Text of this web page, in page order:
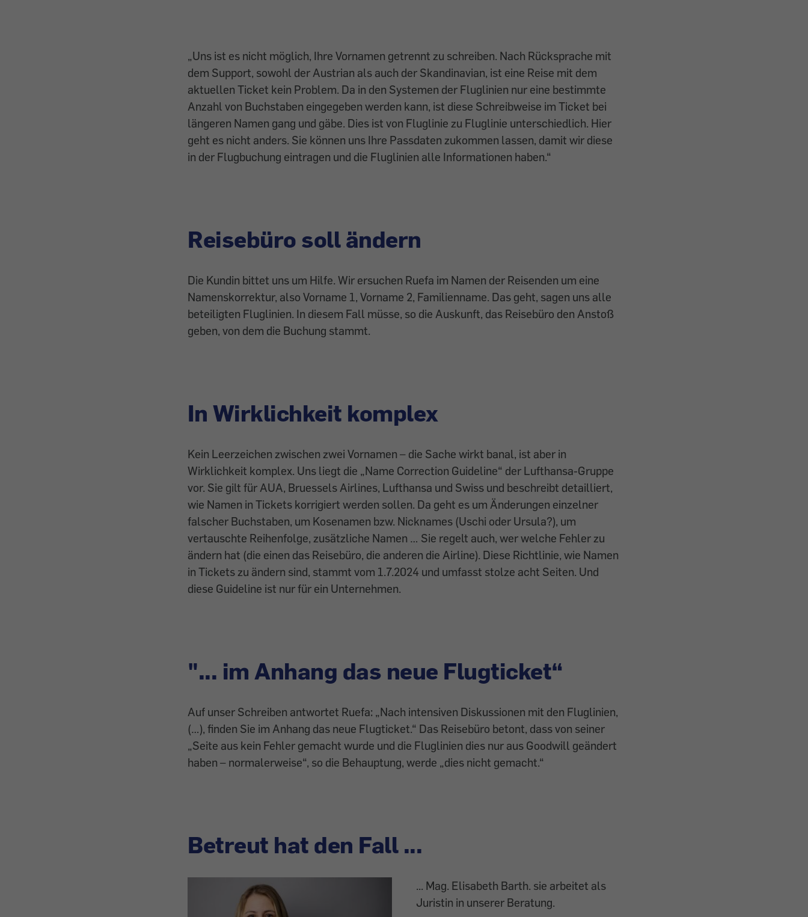
„Uns ist es nicht möglich, Ihre Vornamen getrennt zu schreiben. Nach Rücksprache mit
dem Support, sowohl der Austrian als auch der Skandinavian, ist eine Reise mit dem
aktuellen Ticket kein Problem. Da in den Systemen der Fluglinien nur eine bestimmte
Anzahl von Buchstaben eingegeben werden kann, ist diese Schreibweise im Ticket bei
längeren Namen gang und gäbe. Dies ist von Fluglinie zu Fluglinie unterschiedlich. Hier
geht es nicht anders. Sie können uns Ihre Passdaten zukommen lassen, damit wir diese
in der Flugbuchung eintragen und die Fluglinien alle Informationen haben.“
Reisebüro soll ändern
Die Kundin bittet uns um Hilfe. Wir ersuchen Ruefa im Namen der Reisenden um eine
Namenskorrektur, also Vorname 1, Vorname 2, Familienname. Das geht, sagen uns alle
beteiligten Fluglinien. In diesem Fall müsse, so die Auskunft, das Reisebüro den Anstoß
geben, von dem die Buchung stammt.
In Wirklichkeit komplex
Kein Leerzeichen zwischen zwei Vornamen – die Sache wirkt banal, ist aber in
Wirklichkeit komplex. Uns liegt die „Name Correction Guideline“ der Lufthansa-Gruppe
vor. Sie gilt für AUA, Bruessels Airlines, Lufthansa und Swiss und beschreibt detailliert,
wie Namen in Tickets korrigiert werden sollen. Da geht es um Änderungen einzelner
falscher Buchstaben, um Kosenamen bzw. Nicknames (Uschi oder Ursula?), um
vertauschte Reihenfolge, zusätzliche Namen … Sie regelt auch, wer welche Fehler zu
ändern hat (die einen das Reisebüro, die anderen die Airline). Diese Richtlinie, wie Namen
in Tickets zu ändern sind, stammt vom 1.7.2024 und umfasst stolze acht Seiten. Und
diese Guideline ist nur für ein Unternehmen.
"... im Anhang das neue Flugticket“
Auf unser Schreiben antwortet Ruefa: „Nach intensiven Diskussionen mit den Fluglinien,
(…), finden Sie im Anhang das neue Flugticket.“ Das Reisebüro betont, dass von seiner
„Seite aus kein Fehler gemacht wurde und die Fluglinien dies nur aus Goodwill geändert
haben – normalerweise“, so die Behauptung, werde „dies nicht gemacht.“
Betreut hat den Fall ...
... Mag. Elisabeth Barth. sie arbeitet als
Juristin in unserer Beratung.